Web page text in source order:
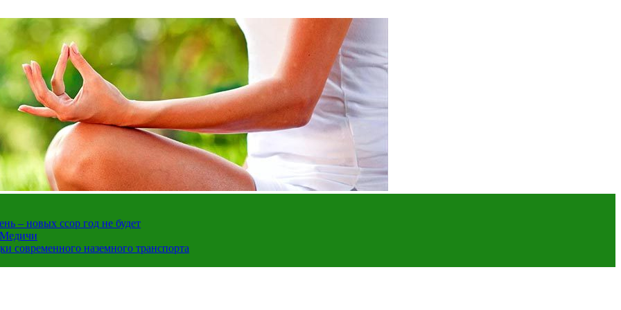
– новых ссор год не будет
Медичи
современного наземного транспорта